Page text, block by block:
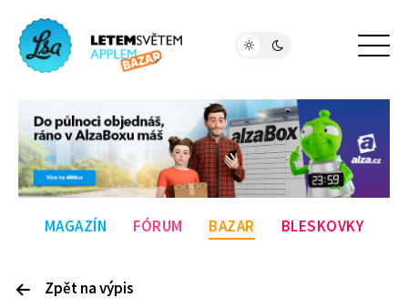
MAGAZÍN FÓRUM BAZAR BLESKOVKY
Zpět na výpis